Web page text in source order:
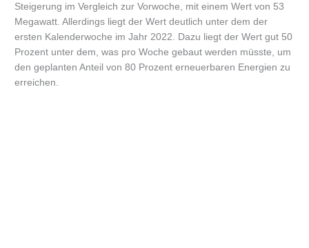
Steigerung im Vergleich zur Vorwoche, mit einem Wert von 53
Megawatt. Allerdings liegt der Wert deutlich unter dem der
ersten Kalenderwoche im Jahr 2022. Dazu liegt der Wert gut 50
Prozent unter dem, was pro Woche gebaut werden müsste, um
den geplanten Anteil von 80 Prozent erneuerbaren Energien zu
erreichen.